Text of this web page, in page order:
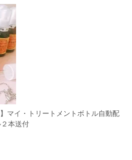
マイ・トリートメントボトル自動配
本送付